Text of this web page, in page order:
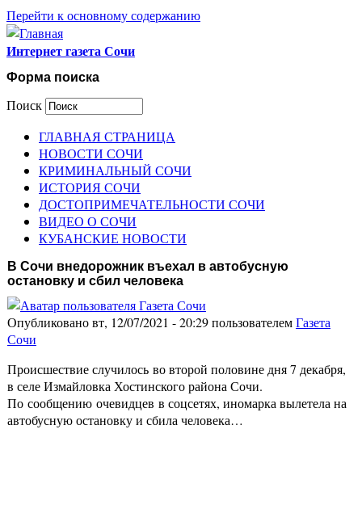
Перейти к основному содержанию
Интернет газета Сочи
Форма поиска
Поиск
ГЛАВНАЯ СТРАНИЦА
НОВОСТИ СОЧИ
КРИМИНАЛЬНЫЙ СОЧИ
ИСТОРИЯ СОЧИ
ДОСТОПРИМЕЧАТЕЛЬНОСТИ СОЧИ
ВИДЕО О СОЧИ
КУБАНСКИЕ НОВОСТИ
В Сочи внедорожник въехал в автобусную
остановку и сбил человека
Опубликовано вт, 12/07/2021 - 20:29 пользователемГазета
Сочи
Происшествие случилось во второй половине дня 7 декабря,
в селе Измайловка Хостинского района Сочи.
По сообщению очевидцев в соцсетях, иномарка вылетела на
автобусную остановку и сбила человека…